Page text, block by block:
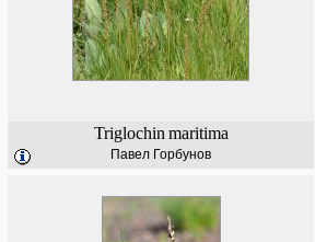
Triglochin maritima
Павел Горбунов